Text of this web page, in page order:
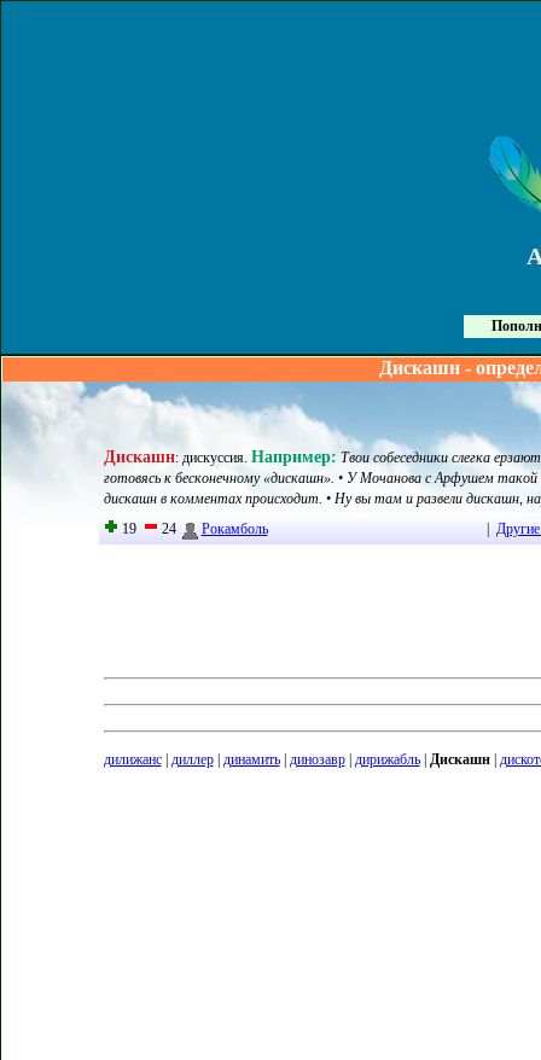
Дискашн -
Дискашн: дискуссия. Например: Твои собеседники слегка
готовясь к бесконечному «дискашн». • У Мочанова с Арфушем такой
дискашн в комментах происходит. • Ну вы там и развели дискашн,
19
24 Рокамболь
дилижанс| диллер| динамить| динозавр| дирижабль| Дискашн|